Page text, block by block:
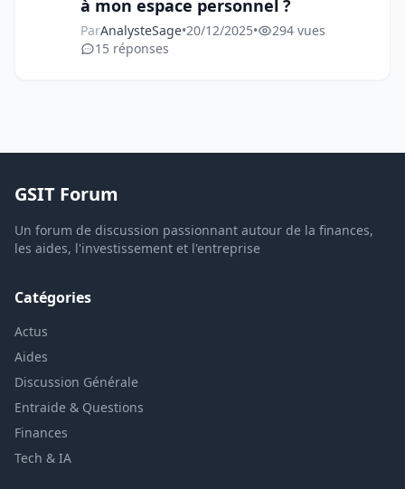
à mon espace personnel ?
ParAnalysteSage•20/12/2025•
294 vues
15 réponses
GSIT Forum
Un forum de discussion passionnant autour de la finances,
les aides, l'investissement et l'entreprise
Catégories
Actus
Aides
Discussion Générale
Entraide & Questions
Finances
Tech & IA